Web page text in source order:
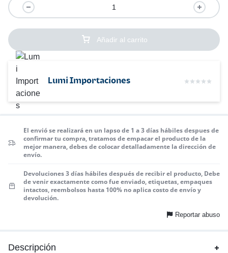
Añadir al carrito
Lumi Importaciones
El envió se realizará en un lapso de 1 a 3 días hábiles despues de
confirmar tu compra, tratamos de empacar el producto de la
mejor manera, debes de colocar detalladamente la dirección de
envío.
Devoluciones 3 días hábiles después de recibir el producto, Debe
de venir exactamente como fue enviado, etiquetas, empaques
intactos, reembolsos hasta 100% no aplica costo de envío y
devolución.
Reportar abuso
Descripción